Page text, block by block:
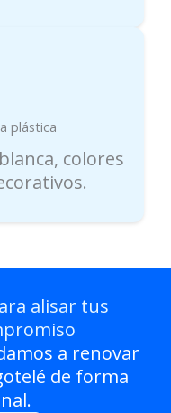
plástica
colores
alisar tus
a renovar
de forma